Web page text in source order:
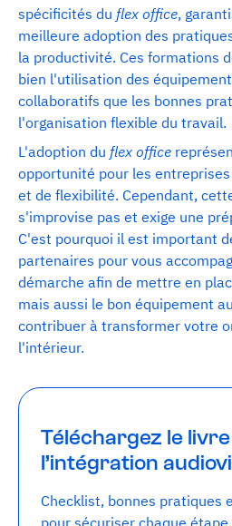
spécificités du flex office,
meilleure adoption des
la productivité. Ces formations
bien l'utilisation des
collaboratifs que les bonnes
l'organisation flexible du travail.
L'adoption du flex office
opportunité pour les
et de flexibilité. Cependant,
s'improvise pas et exige une
C'est pourquoi il est important
partenaires pour vous
démarche afin de mettre en
mais aussi le bon équipement
contribuer à transformer votre
l'intérieur.
Téléchargez le
l’intégration
Checklist, bonnes pratiques
pour sécuriser chaque